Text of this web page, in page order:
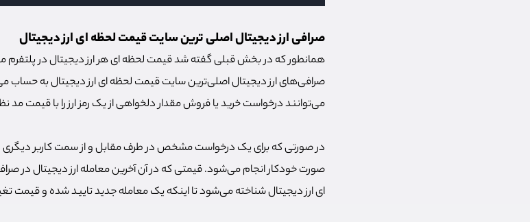
صرافی ارز دیجیتال اصلی ترین سایت قیمت لحظه ای ارز دیجیتال
همانطور که در بخش قبلی گفته شد قیمت لحظه ای هر ارز دیجیتال در پلتفرم
صرافی‌های ارز دیجیتال اصلی‌ترین سایت قیمت لحظه ای ارز دیجیتال به حساب
می‌توانند درخواست خرید یا فروش مقدار دلخواهی از یک رمز ارز را با قیمت
در صورتی که برای یک درخواست مشخص در طرف مقابل و از سمت کاربر دیگری
صورت خودکار انجام می‌شود. قیمتی که در آن آخرین معامله ارز دیجیتال در
ای ارز دیجیتال شناخته می‌شود تا اینکه یک معامله جدید تایید شده و قیمت